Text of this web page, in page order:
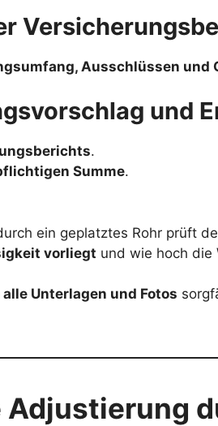
Ausschlüssen und
und
.
Summe.
ein geplatztes Rohr prüft
vorliegt und wie hoch die
alle Unterlagen und Fotos